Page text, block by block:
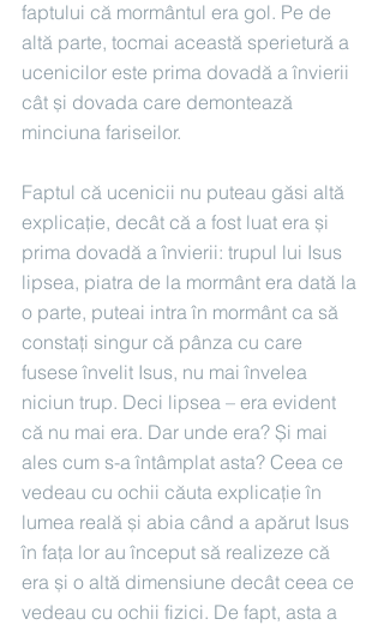
faptului că mormântul era gol. Pe de
altă parte, tocmai această sperietură a
ucenicilor este prima dovadă a învierii
cât și dovada care demontează
minciuna fariseilor.
Faptul că ucenicii nu puteau găsi altă
explicație, decât că a fost luat era și
prima dovadă a învierii: trupul lui Isus
lipsea, piatra de la mormânt era dată la
o parte, puteai intra în mormânt ca să
constați singur că pânza cu care
fusese învelit Isus, nu mai învelea
niciun trup. Deci lipsea – era evident
că nu mai era. Dar unde era? Și mai
ales cum s-a întâmplat asta? Ceea ce
vedeau cu ochii căuta explicație în
lumea reală și abia când a apărut Isus
în fața lor au început să realizeze că
era și o altă dimensiune decât ceea ce
vedeau cu ochii fizici. De fapt, asta a